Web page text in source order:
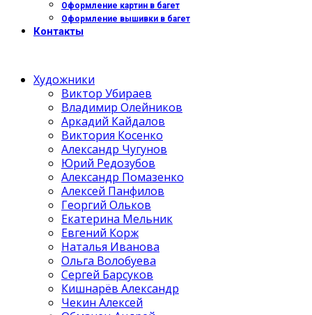
Оформление картин в багет
Оформление вышивки в багет
Контакты
Художники
Виктор Убираев
Владимир Олейников
Аркадий Кайдалов
Виктория Косенко
Александр Чугунов
Юрий Редозубов
Александр Помазенко
Алексей Панфилов
Георгий Ольков
Екатерина Мельник
Евгений Корж
Наталья Иванова
Ольга Волобуева
Сергей Барсуков
Кишнарёв Александр
Чекин Алексей